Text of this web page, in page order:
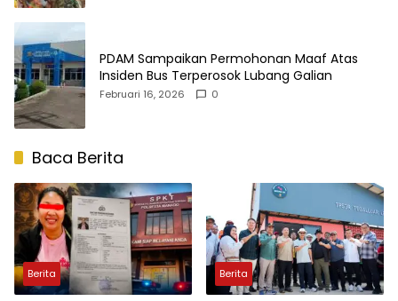
PDAM Sampaikan Permohonan Maaf Atas
Insiden Bus Terperosok Lubang Galian
Februari 16, 2026 0
Baca Berita
Berita Berita